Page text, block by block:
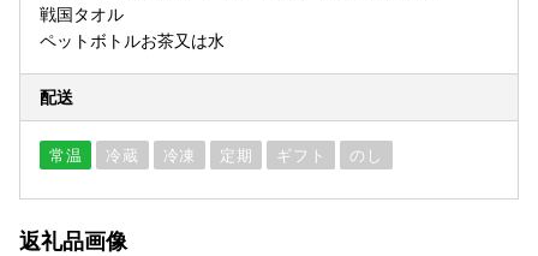
戦国タオル
ペットボトルお茶又は水
配送
常温 冷蔵 冷凍 定期 ギフト のし
返礼品画像